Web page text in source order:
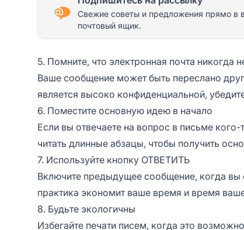
Свежие советы и предложения прямо в
почтовый ящик.
5. Помните, что электронная почта никогда
Ваше сообщение может быть переслано
является высоко конфиденциальной,
6. Поместите основную идею в начало
Если вы отвечаете на вопрос в письме
читать длинные абзацы, чтобы получить
7. Используйте кнопку ОТВЕТИТЬ
Включите предыдущее сообщение, когда вы
практика экономит ваше время и время
8. Будьте экологичны
Избегайте печати писем, когда это